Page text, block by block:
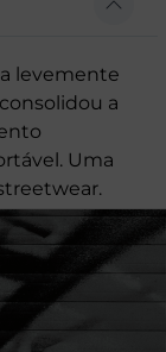
levemente
a
Uma